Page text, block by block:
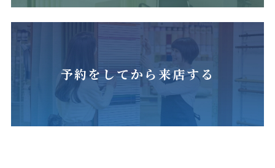
予約をしてから来店する